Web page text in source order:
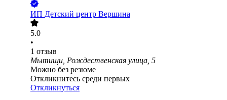
ИП Детский центр Вершина
5.0
•
1 отзыв
Мытищи, Рождественская улица, 5
Можно без резюме
Откликнитесь среди первых
Откликнуться